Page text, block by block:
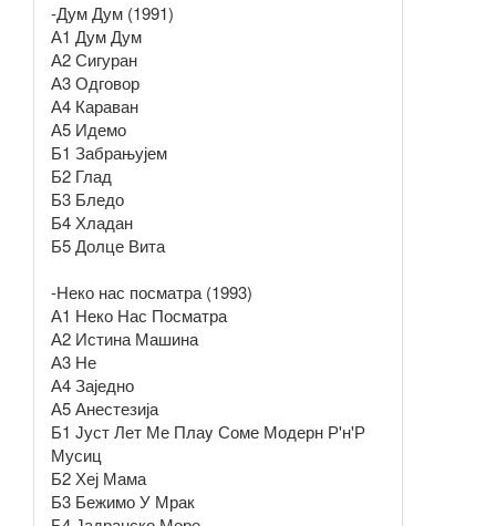
-Дум Дум (1991)
А1 Дум Дум
А2 Сигуран
А3 Одговор
А4 Караван
А5 Идемо
Б1 Забрањујем
Б2 Глад
Б3 Бледо
Б4 Хладан
Б5 Долце Вита
-Неко нас посматра (1993)
А1 Неко Нас Посматра
А2 Истина Машина
А3 Не
А4 Заједно
А5 Анестезија
Б1 Јуст Лет Ме Плаy Соме Модерн Р'н'Р
Мусиц
Б2 Хеј Мама
Б3 Бежимо У Мрак